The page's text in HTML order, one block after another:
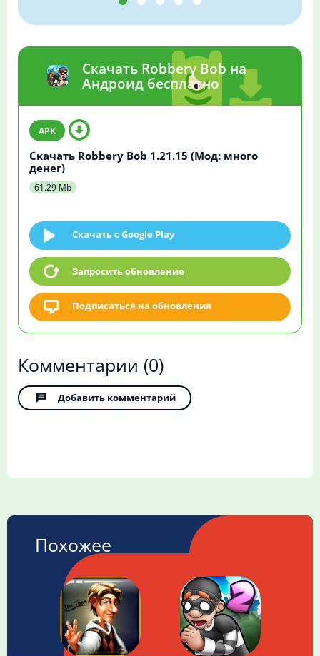
Скачать Robbery Bob на
Андроид бесплатно
Скачать Robbery Bob 1.21.15 (Мод: много
денег)
61.29 Mb
Скачать c Google Play
Запросить обновление
Подписаться на обновления
Комментарии (0)
Добавить комментарий
Похожее